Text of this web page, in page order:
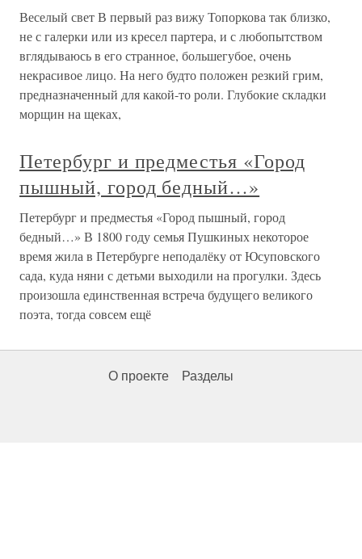
Веселый свет В первый раз вижу Топоркова так близко,
не с галерки или из кресел партера, и с любопытством
вглядываюсь в его странное, большегубое, очень
некрасивое лицо. На него будто положен резкий грим,
предназначенный для какой-то роли. Глубокие складки
морщин на щеках,
Петербург и предместья «Город
пышный, город бедный…»
Петербург и предместья «Город пышный, город
бедный…» В 1800 году семья Пушкиных некоторое
время жила в Петербурге неподалёку от Юсуповского
сада, куда няни с детьми выходили на прогулки. Здесь
произошла единственная встреча будущего великого
поэта, тогда совсем ещё
О проекте Разделы